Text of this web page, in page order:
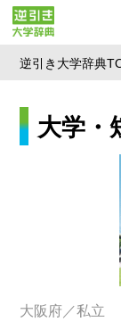
逆引き大学辞典
大学・
大阪府／私立